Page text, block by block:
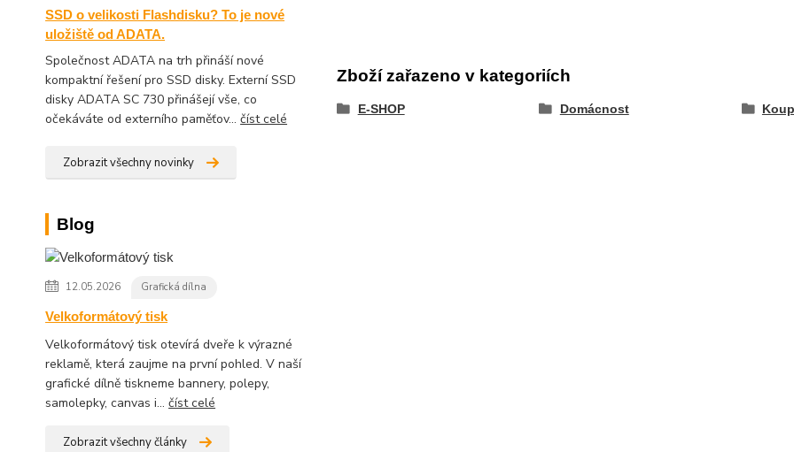
SSD o velikosti Flashdisku? To je nové
uložiště od ADATA.
Společnost ADATA na trh přináší nové
kompaktní řešení pro SSD disky. Externí SSD
disky ADATA SC 730 přinášejí vše, co
očekáváte od externího paměťov...číst celé
Zobrazit všechny novinky
Blog
12.05.2026 Grafická dílna
Velkoformátový tisk
Velkoformátový tisk otevírá dveře k výrazné
reklamě, která zaujme na první pohled. V naší
grafické dílně tiskneme bannery, polepy,
samolepky, canvas i...číst celé
Zobrazit všechny články
Zboží zařazeno v kategoriích
E-SHOP Domácnost